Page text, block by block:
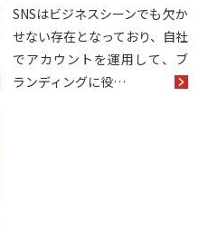
SNSはビジネスシーンでも欠か
せない存在となっており、自社
でアカウントを運用して、ブ
ランディングに役…